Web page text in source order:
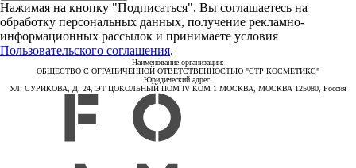
Нажимая на кнопку "Подписаться", Вы соглашаетесь на
обработку персональных данных, получение рекламно-
информационных рассылок и принимаете условия
Пользовательского соглашения.
Наименование организации:
ОБЩЕСТВО С ОГРАНИЧЕННОЙ ОТВЕТСТВЕННОСТЬЮ "СТР КОСМЕТИКС"
Юридический адрес:
УЛ. СУРИКОВА, Д. 24, ЭТ ЦОКОЛЬНЫЙ ПОМ IV КОМ 1 МОСКВА, МОСКВА 125080, Россия